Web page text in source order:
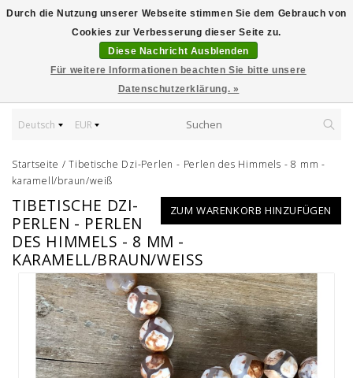
Deutsch EUR
Startseite /Tibetische Dzi-Perlen - Perlen des Himmels - 8 mm -
karamell/braun/weiß
ZUM WARENKORB HINZUFÜGEN
TIBETISCHE DZI-
PERLEN - PERLEN
DES HIMMELS - 8 MM -
KARAMELL/BRAUN/WEISS
Durch die Nutzung unserer Webseite stimmen Sie dem Gebrauch von
Cookies zur Verbesserung dieser Seite zu.
Diese Nachricht Ausblenden
Für weitere Informationen beachten Sie bitte unsere
Datenschutzerklärung. »